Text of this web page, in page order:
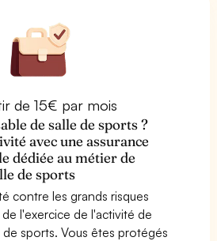
de 15€ par mois
de salle de sports ?
avec une assurance
dédiée au métier de
de sports
contre les grands risques
l'exercice de l'activité de
sports. Vous êtes protégés